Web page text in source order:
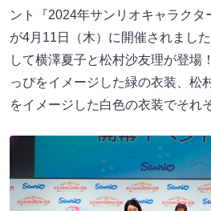
ント『2024年サンリオキャラクタ
が4月11日（木）に開催されまし
して横澤夏子と松村沙友理が登
っぴをイメージした緑の衣装、松
をイメージした白色の衣装でそれ